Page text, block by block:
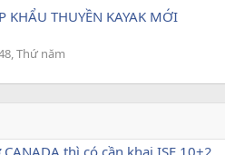
KHẨU THUYỀN KAYAK MỚI
Thứ năm